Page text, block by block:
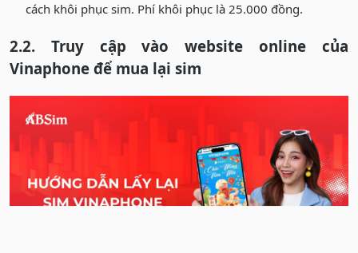
cách khôi phục sim. Phí khôi phục là 25.000 đồng.
2.2. Truy cập vào website online của
Vinaphone để mua lại sim